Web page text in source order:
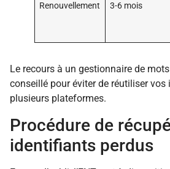
Renouvellement 3-6 mois
Le recours à un gestionnaire de
conseillé pour éviter de réutiliser
plusieurs plateformes.
Procédure de
identifiants perdus